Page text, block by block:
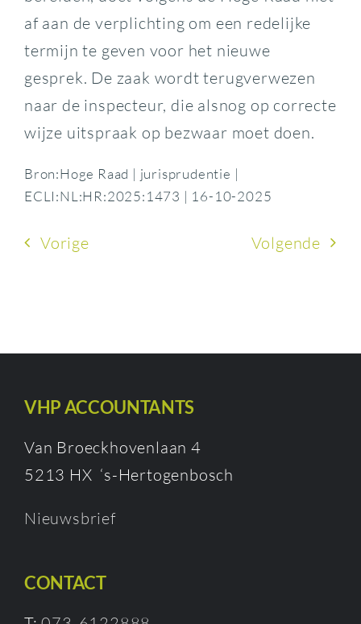
af aan de verplichting om een redelijke
termijn te geven voor het nieuwe
gesprek. De zaak wordt terugverwezen
naar de inspecteur, die alsnog op correcte
wijze uitspraak op bezwaar moet doen.
Bron:Hoge Raad | jurisprudentie |
ECLI:NL:HR:2025:1473 | 16-10-2025
Vorige Volgende
VHP ACCOUNTANTS
Van Broeckhovenlaan 4
5213 HX ‘s-Hertogenbosch
Nieuwsbrief
CONTACT